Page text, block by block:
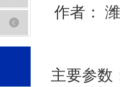
作者：
主要参数